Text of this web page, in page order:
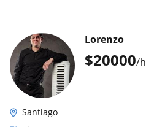
$20000/h
Lorenzo
Santiago